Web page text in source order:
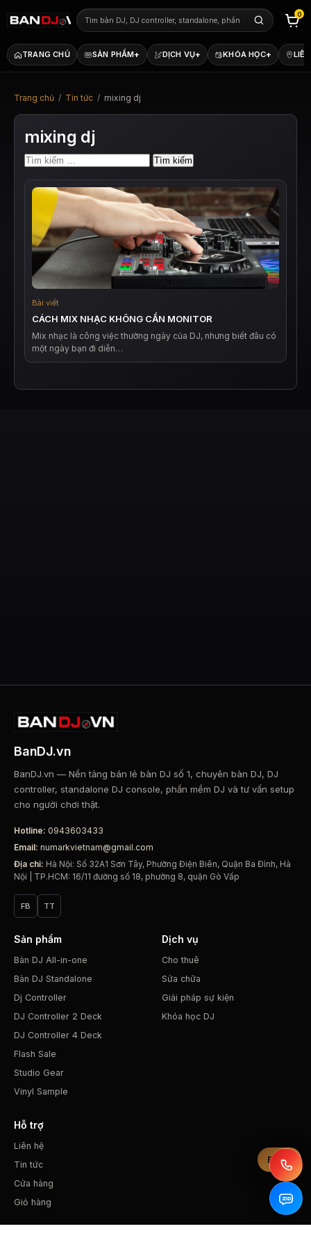
TRANG CHỦ SẢN PHẨM+ DỊCH VỤ+ KHÓA HỌC+
0
Trang chủ / Tin tức / mixing dj
mixing dj
Tìm
cho:
Bài viết
CÁCH MIX NHẠC KHÔNG CẦN MONITOR
Mix nhạc là công việc thường ngày của DJ, nhưng biết đâu có
một ngày bạn đi diễn…
Bộ lọc
BanDJ.vn
BanDJ.vn — Nền tảng bán lẻ bàn DJ số 1, chuyên bàn DJ, DJ
controller, standalone DJ console, phần mềm DJ và tư vấn setup
cho người chơi thật.
Hotline: 0943603433
Email: numarkvietnam@gmail.com
Địa chỉ: Hà Nội: Số 32A1 Sơn Tây, Phường Điện Biên, Quận Ba Đình, Hà
Nội | TP.HCM: 16/11 đường số 18, phường 8, quận Gò Vấp
FB TT
Sản phẩm
Bàn DJ All-in-one
Bàn DJ Standalone
Dj Controller
DJ Controller 2 Deck
DJ Controller 4 Deck
Flash Sale
Studio Gear
Vinyl Sample
Dịch vụ
Cho thuê
Sửa chữa
Giải pháp sự kiện
Khóa học DJ
Hỗ trợ
Liên hệ
Tin tức
Cửa hàng
Giỏ hàng